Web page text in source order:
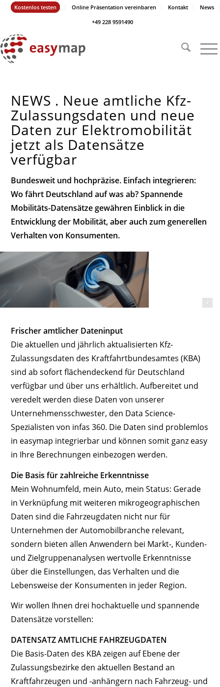
Kostenlos testen Online Präsentation vereinbaren Kontakt
News
+49 228 9591490
NEWS . Neue amtliche Kfz-
Zulassungsdaten und neue
Daten zur Elektromobilität
jetzt als Datensätze
verfügbar
Bundesweit und hochpräzise. Einfach integrieren:
Wo fährt Deutschland auf was ab? Spannende
Mobilitäts-Datensätze gewähren Einblick in die
Entwicklung der Mobilität, aber auch zum generellen
Verhalten von Konsumenten.
Copyright by chuttersnap/unsplash.com
Frischer amtlicher Dateninput
Die aktuellen und jährlich aktualisierten Kfz-
Zulassungsdaten des Kraftfahrtbundesamtes (KBA)
sind ab sofort flächendeckend für Deutschland
verfügbar und über uns erhältlich. Aufbereitet und
veredelt werden diese Daten von unserer
Unternehmensschwester, den Data Science-
Spezialisten von infas 360. Die Daten sind problemlos
in easymap integrierbar und können somit ganz easy
in Ihre Berechnungen einbezogen werden.
Die Basis für zahlreiche Erkenntnisse
Mein Wohnumfeld, mein Auto, mein Status: Gerade
in Verknüpfung mit weiteren mikrogeographischen
Daten sind die Fahrzeugdaten nicht nur für
Unternehmen der Automobilbranche relevant,
sondern bieten allen Anwendern bei Markt-, Kunden-
und Zielgruppenanalysen wertvolle Erkenntnisse
über die Einstellungen, das Verhalten und die
Lebensweise der Konsumenten in jeder Region.
Wir wollen Ihnen drei hochaktuelle und spannende
Datensätze vorstellen:
DATENSATZ AMTLICHE FAHRZEUGDATEN
Die Basis-Daten des KBA zeigen auf Ebene der
Zulassungsbezirke den aktuellen Bestand an
Kraftfahrzeugen und -anhängern nach Fahrzeug- und